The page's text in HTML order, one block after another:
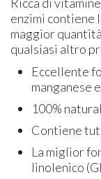
enzimi contiene
maggior
qualsiasi altro
Eccellente
manganese
100%
Contiene
La miglior
linolenico